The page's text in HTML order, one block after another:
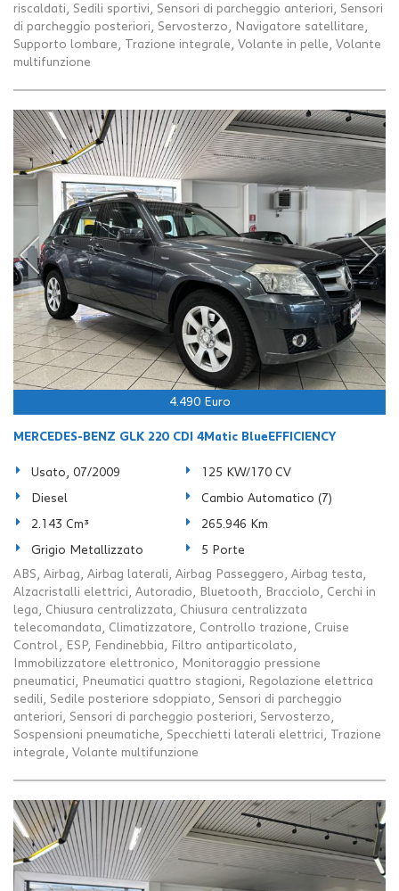
riscaldati, Sedili sportivi, Sensori di parcheggio anteriori, Sensori
di parcheggio posteriori, Servosterzo, Navigatore satellitare,
Supporto lombare, Trazione integrale, Volante in pelle, Volante
multifunzione
4.490 Euro
MERCEDES-BENZ GLK 220 CDI 4Matic BlueEFFICIENCY
Usato, 07/2009 125 KW/170 CV
Diesel Cambio Automatico (7)
2.143 Cm³ 265.946 Km
Grigio Metallizzato
5 Porte
ABS, Airbag, Airbag laterali, Airbag Passeggero, Airbag testa,
Alzacristalli elettrici, Autoradio, Bluetooth, Bracciolo, Cerchi in
lega, Chiusura centralizzata, Chiusura centralizzata
telecomandata, Climatizzatore, Controllo trazione, Cruise
Control, ESP, Fendinebbia, Filtro antiparticolato,
Immobilizzatore elettronico, Monitoraggio pressione
pneumatici, Pneumatici quattro stagioni, Regolazione elettrica
sedili, Sedile posteriore sdoppiato, Sensori di parcheggio
anteriori, Sensori di parcheggio posteriori, Servosterzo,
Sospensioni pneumatiche, Specchietti laterali elettrici, Trazione
integrale, Volante multifunzione